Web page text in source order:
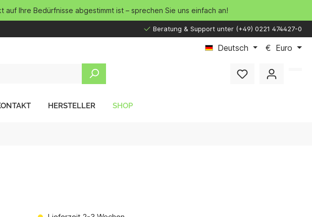
Ihre Bedürfnisse abgestimmt ist – sprechen Sie uns einfach an!
Beratung & Support unter (+49) 0221 474427-0
Deutsch € Euro
HERSTELLER SHOP